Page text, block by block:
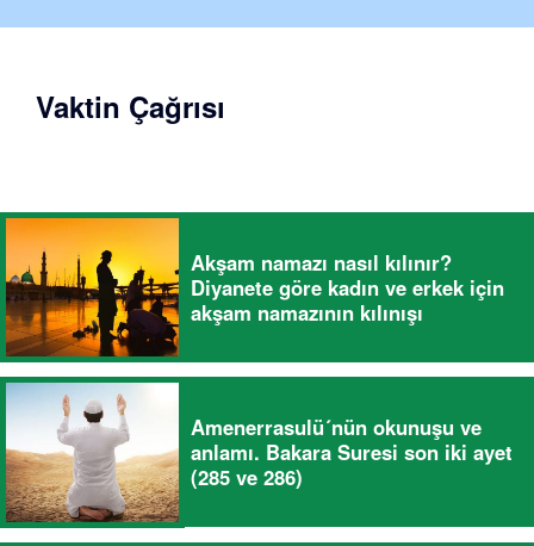
Vaktin Çağrısı
Akşam namazı nasıl kılınır?
Diyanete göre kadın ve erkek için
akşam namazının kılınışı
Amenerrasulü´nün okunuşu ve
anlamı. Bakara Suresi son iki ayet
(285 ve 286)